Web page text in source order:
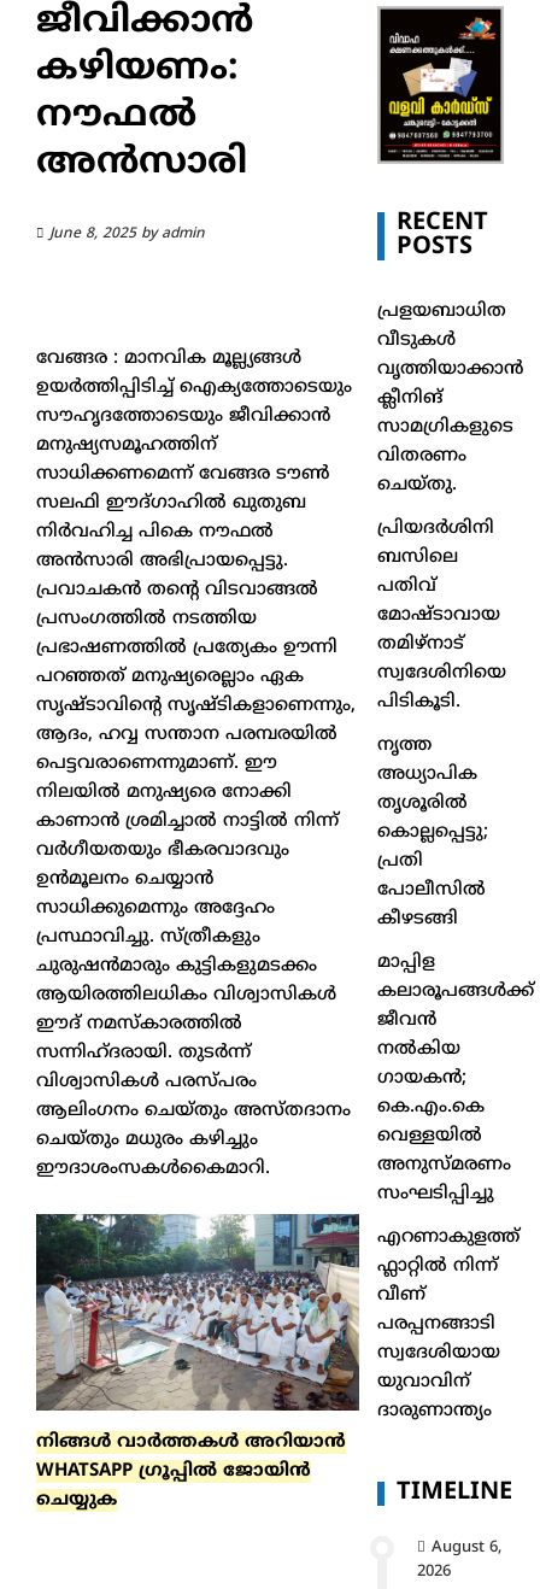
ജീവിക്കാൻ
കഴിയണം:
നൗഫൽ
അൻസാരി
June 8, 2025by admin
വേങ്ങര : മാനവിക മൂല്ല്യങ്ങൾ
ഉയർത്തിപ്പിടിച്ച് ഐക്യത്തോടെയും
സൗഹൃദത്തോടെയും ജീവിക്കാൻ
മനുഷ്യസമൂഹത്തിന്
സാധിക്കണമെന്ന് വേങ്ങര ടൗൺ
സലഫി ഈദ്ഗാഹിൽ ഖുതുബ
നിർവഹിച്ച പികെ നൗഫൽ
അൻസാരി അഭിപ്രായപ്പെട്ടു.
പ്രവാചകൻ തൻ്റെ വിടവാങ്ങൽ
പ്രസംഗത്തിൽ നടത്തിയ
പ്രഭാഷണത്തിൽ പ്രത്യേകം ഊന്നി
പറഞ്ഞത് മനുഷ്യരെല്ലാം ഏക
സൃഷ്ടാവിൻ്റെ സൃഷ്ടികളാണെന്നും,
ആദം, ഹവ്വ സന്താന പരമ്പരയിൽ
പെട്ടവരാണെന്നുമാണ്. ഈ
നിലയിൽ മനുഷ്യരെ നോക്കി
കാണാൻ ശ്രമിച്ചാൽ നാട്ടിൽ നിന്ന്
വർഗീയതയും ഭീകരവാദവും
ഉൻമൂലനം ചെയ്യാൻ
സാധിക്കുമെന്നും അദ്ദേഹം
പ്രസ്ഥാവിച്ചു. സ്ത്രീകളും
ചുരുഷൻമാരും കുട്ടികളുമടക്കം
ആയിരത്തിലധികം വിശ്വാസികൾ
ഈദ് നമസ്കാരത്തിൽ
സന്നിഹ്ദരായി. തുടർന്ന്
വിശ്വാസികൾ പരസ്പരം
ആലിംഗനം ചെയ്തും അസ്തദാനം
ചെയ്തും മധുരം കഴിച്ചും
ഈദാശംസകൾകൈമാറി.
നിങ്ങൾ വാർത്തകൾ അറിയാന്‍
WHATSAPP ഗ്രൂപ്പിൽ ജോയിൻ
ചെയ്യുക
RECENT
POSTS
പ്രളയബാധിത
വീടുകൾ
വൃത്തിയാക്കാൻ
ക്ലീനിങ്
സാമഗ്രികളുടെ
വിതരണം
ചെയ്തു.
പ്രിയദർശിനി
ബസിലെ
പതിവ്
മോഷ്ടാവായ
തമിഴ്നാട്
സ്വദേശിനിയെ
പിടികൂടി.
നൃത്ത
അധ്യാപിക
തൃശൂരിൽ
കൊല്ലപ്പെട്ടു;
പ്രതി
പോലീസിൽ
കീഴടങ്ങി
മാപ്പിള
കലാരൂപങ്ങൾക്ക്
ജീവൻ
നൽകിയ
ഗായകൻ;
കെ.എം.കെ
വെള്ളയിൽ
അനുസ്മരണം
സംഘടിപ്പിച്ചു
എറണാകുളത്ത്
ഫ്ലാറ്റിൽ നിന്ന്
വീണ്
പരപ്പനങ്ങാടി
സ്വദേശിയായ
യുവാവിന്
ദാരുണാന്ത്യം
TIMELINE
August 6,
2026